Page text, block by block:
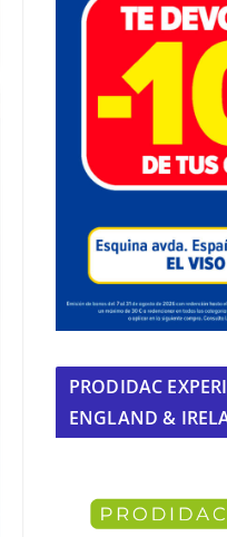
PRODIDAC
ENGLAND &